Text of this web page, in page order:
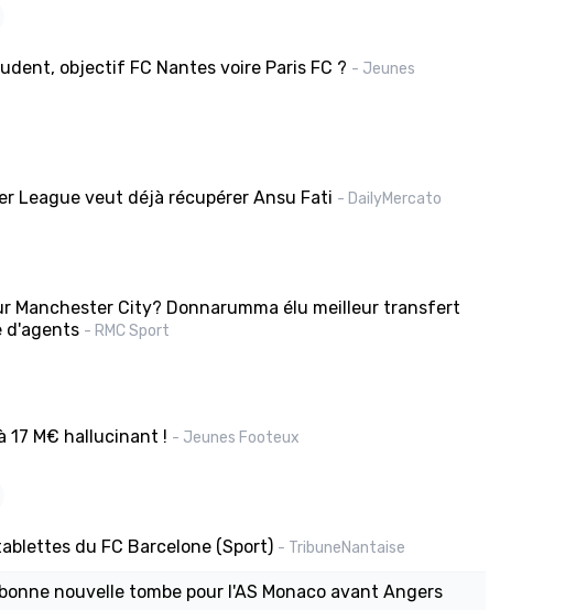
objectif FC Nantes voire Paris FC ? - Jeunes
League veut déjà récupérer Ansu Fati - DailyMercato
Manchester City? Donnarumma élu meilleur transfert
d'agents - RMC Sport
17 M€ hallucinant ! - Jeunes Footeux
du FC Barcelone (Sport) - TribuneNantaise
nouvelle tombe pour l'AS Monaco avant Angers